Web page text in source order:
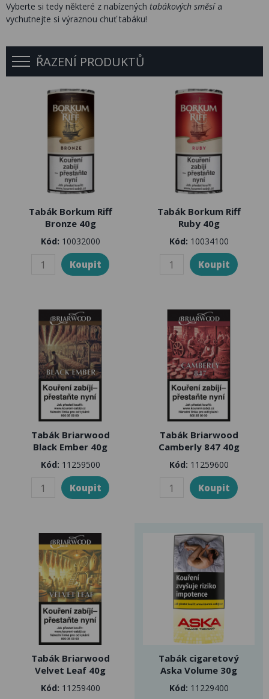
Vyberte si tedy některé z nabízených tabákových směsía
vychutnejte si výraznou chuť tabáku!
ŘAZENÍ PRODUKTŮ
Tabák Borkum Riff
Bronze 40g
Kód: 10032000
Tabák Borkum Riff
Ruby 40g
Kód: 10034100
Tabák Briarwood
Black Ember 40g
Kód: 11259500
Tabák Briarwood
Camberly 847 40g
Kód: 11259600
Tabák Briarwood
Velvet Leaf 40g
Kód: 11259400
Tabák cigaretový
Aska Volume 30g
Kód: 11229400